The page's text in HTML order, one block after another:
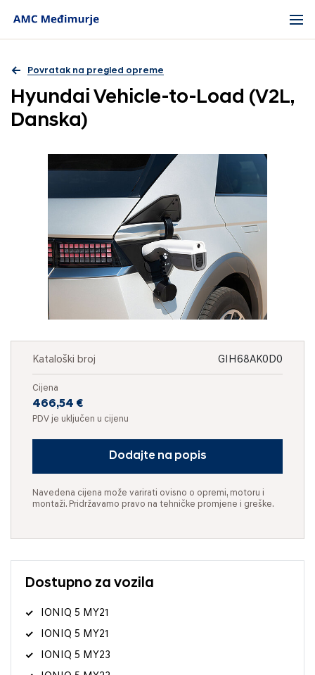
Povratak na pregled opreme
Hyundai Vehicle-to-Load (V2L,
Danska)
Kataloški broj GIH68AK0D0
Cijena
466,54 €
PDV je uključen u cijenu
Dodajte na popis
Navedena cijena može varirati ovisno o opremi, motoru i
montaži. Pridržavamo pravo na tehničke promjene i greške.
Dostupno za vozila
IONIQ 5 MY21
IONIQ 5 MY21
IONIQ 5 MY23